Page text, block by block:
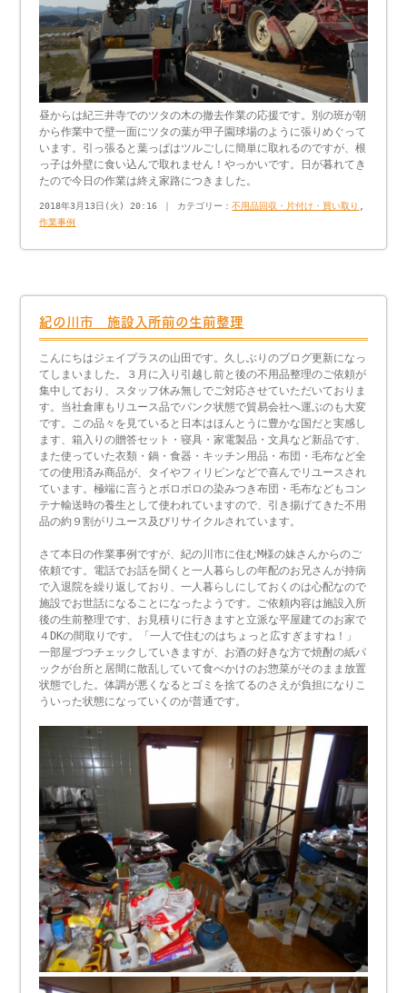
昼からは紀三井寺でのツタの木の撤去作業の応援です。別の班が朝
から作業中で壁一面にツタの葉が甲子園球場のように張りめぐって
います。引っ張ると葉っぱはツルごしに簡単に取れるのですが、根
っ子は外壁に食い込んで取れません！やっかいです。日が暮れてき
たので今日の作業は終え家路につきました。
2018年3月13日(火) 20:16 ｜ カテゴリー：不用品回収・片付け・買い取り
作業事例
紀の川市 施設入所前の生前整理
こんにちはジェイプラスの山田です。久しぶりのブログ更新になっ
てしまいました。３月に入り引越し前と後の不用品整理のご依頼が
集中しており、スタッフ休み無しでご対応させていただいておりま
す。当社倉庫もリユース品でパンク状態で貿易会社へ運ぶのも大変
です。この品々を見ていると日本はほんとうに豊かな国だと実感し
ます、箱入りの贈答セット・寝具・家電製品・文具など新品です、
また使っていた衣類・鍋・食器・キッチン用品・布団・毛布など全
ての使用済み商品が、タイやフィリピンなどで喜んでリユースされ
ています。極端に言うとボロボロの染みつき布団・毛布などもコン
テナ輸送時の養生として使われていますので、引き揚げてきた不用
品の約９割がリユース及びリサイクルされています。
さて本日の作業事例ですが、紀の川市に住むM様の妹さんからのご
依頼です。電話でお話を聞くと一人暮らしの年配のお兄さんが持病
で入退院を繰り返しており、一人暮らしにしておくのは心配なので
施設でお世話になることになったようです。ご依頼内容は施設入所
後の生前整理です、お見積りに行きますと立派な平屋建てのお家で
４DKの間取りです。「一人で住むのはちょっと広すぎますね！」
一部屋づつチェックしていきますが、お酒の好きな方で焼酎の紙パ
ックが台所と居間に散乱していて食べかけのお惣菜がそのまま放置
状態でした。体調が悪くなるとゴミを捨てるのさえが負担になりこ
ういった状態になっていくのが普通です。